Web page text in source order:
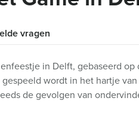
vragen
in Delft, gebaseerd
wordt in het hartje
de gevolgen van